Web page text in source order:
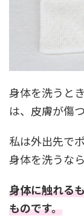
身体を洗うと
は、皮膚が傷
私は外出先で
身体を洗うな
身体に触れる
ものです。